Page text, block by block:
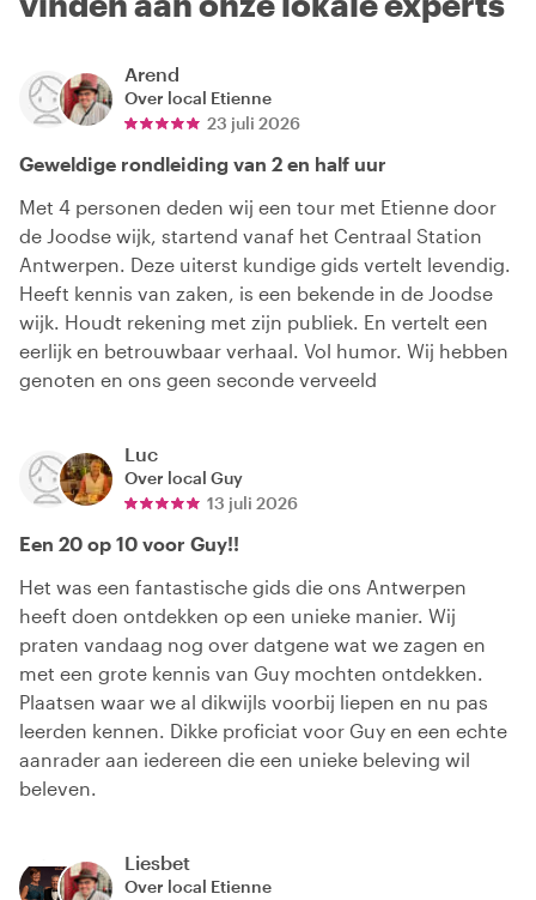
Arend
Over local Etienne
23 juli 2026
Geweldige rondleiding van 2 en half uur
Met 4 personen deden wij een tour met Etienne door
de Joodse wijk, startend vanaf het Centraal Station
Antwerpen. Deze uiterst kundige gids vertelt levendig.
Heeft kennis van zaken, is een bekende in de Joodse
wijk. Houdt rekening met zijn publiek. En vertelt een
eerlijk en betrouwbaar verhaal. Vol humor. Wij hebben
genoten en ons geen seconde verveeld
Luc
Over local Guy
13 juli 2026
Een 20 op 10 voor Guy!!
Het was een fantastische gids die ons Antwerpen
heeft doen ontdekken op een unieke manier. Wij
praten vandaag nog over datgene wat we zagen en
met een grote kennis van Guy mochten ontdekken.
Plaatsen waar we al dikwijls voorbij liepen en nu pas
leerden kennen. Dikke proficiat voor Guy en een echte
aanrader aan iedereen die een unieke beleving wil
beleven.
Liesbet
Over local Etienne